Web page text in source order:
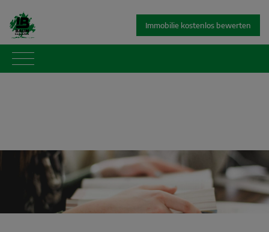
Immobilie kostenlos bewerten